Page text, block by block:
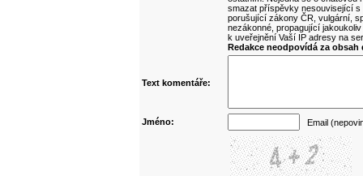
smazat příspěvky nesouvisející
porušující zákony ČR, vulgární,
nezákonné, propagující
k uveřejnění Vaší IP adresy na
Redakce neodpovídá za
Text komentáře:
Jméno: Email